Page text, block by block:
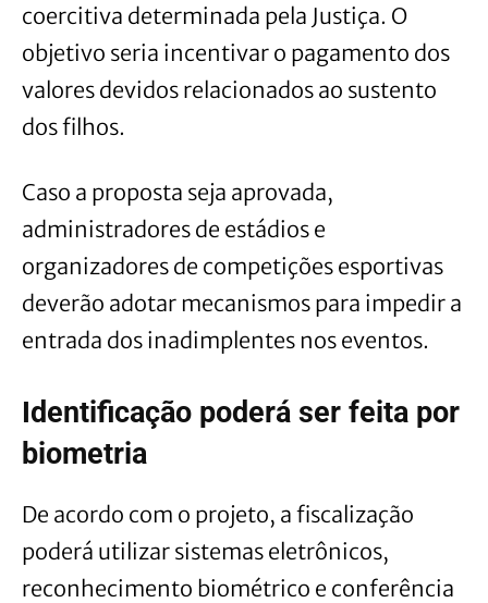
coercitiva determinada pela Justiça. O
objetivo seria incentivar o pagamento dos
valores devidos relacionados ao sustento
dos filhos.
Caso a proposta seja aprovada,
administradores de estádios e
organizadores de competições esportivas
deverão adotar mecanismos para impedir a
entrada dos inadimplentes nos eventos.
Identificação poderá ser feita por
biometria
De acordo com o projeto, a fiscalização
poderá utilizar sistemas eletrônicos,
reconhecimento biométrico e conferência